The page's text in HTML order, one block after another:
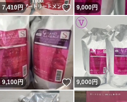
7,410円 いいね！
9,000円
9,100円 いいね！
9,000円